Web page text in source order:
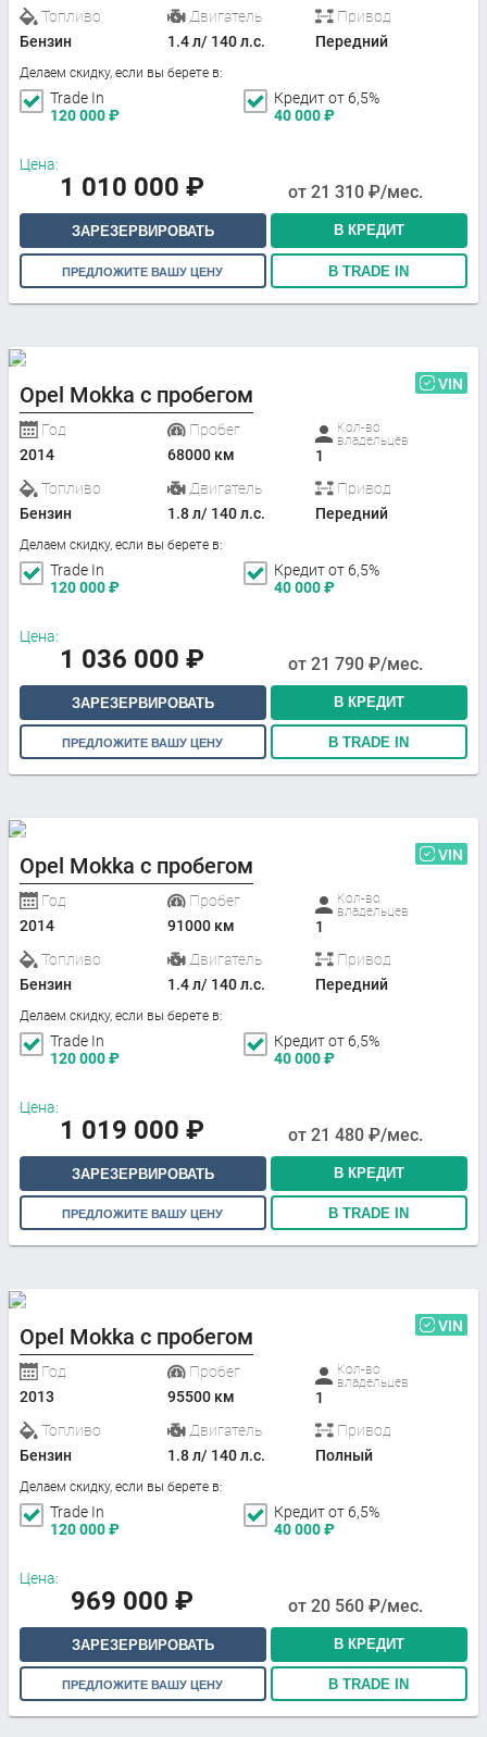
Топливо
Бензин
Двигатель
1.4 л/ 140 л.с.
Привод
Передний
Делаем скидку, если вы берете в:
Trade In
120 000₽
Кредит от 6,5%
40 000₽
Цена:
1 010 000 ₽ от 21 310 ₽/мес.
ЗАРЕЗЕРВИРОВАТЬ В КРЕДИТ
ПРЕДЛОЖИТЕ ВАШУ ЦЕНУ В TRADE IN
Opel Mokka с пробегом VIN
Год
2014
Пробег
68000 км
Кол-во
владельцев
1
Топливо
Бензин
Двигатель
1.8 л/ 140 л.с.
Привод
Передний
Делаем скидку, если вы берете в:
Trade In
120 000₽
Кредит от 6,5%
40 000₽
Цена:
1 036 000 ₽ от 21 790 ₽/мес.
ЗАРЕЗЕРВИРОВАТЬ В КРЕДИТ
ПРЕДЛОЖИТЕ ВАШУ ЦЕНУ В TRADE IN
Opel Mokka с пробегом VIN
Год
2014
Пробег
91000 км
Кол-во
владельцев
1
Топливо
Бензин
Двигатель
1.4 л/ 140 л.с.
Привод
Передний
Делаем скидку, если вы берете в:
Trade In
120 000₽
Кредит от 6,5%
40 000₽
Цена:
1 019 000 ₽ от 21 480 ₽/мес.
ЗАРЕЗЕРВИРОВАТЬ В КРЕДИТ
ПРЕДЛОЖИТЕ ВАШУ ЦЕНУ В TRADE IN
Opel Mokka с пробегом VIN
Год
2013
Пробег
95500 км
Кол-во
владельцев
1
Топливо
Бензин
Двигатель
1.8 л/ 140 л.с.
Привод
Полный
Делаем скидку, если вы берете в:
Trade In
120 000₽
Кредит от 6,5%
40 000₽
Цена:
969 000 ₽ от 20 560 ₽/мес.
ЗАРЕЗЕРВИРОВАТЬ В КРЕДИТ
ПРЕДЛОЖИТЕ ВАШУ ЦЕНУ В TRADE IN